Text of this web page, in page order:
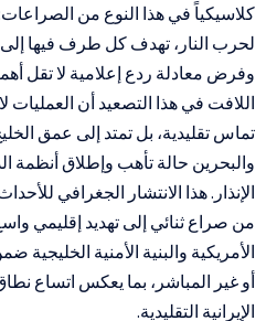
كلاسيكياً في هذا النوع من
لحرب النار، تهدف كل طرف فيها
وفرض معادلة ردع إعلامية لا تقل
اللافت في هذا التصعيد أن
تماس تقليدية، بل تمتد إلى عمق
والبحرين حالة تأهب وإطلاق أنظمة
الإنذار. هذا الانتشار الجغرافي
من صراع ثنائي إلى تهديد إقليمي
الأمريكية والبنية الأمنية الخليجية
أو غير المباشر، بما يعكس اتساع
الإيرانية التقليدية.